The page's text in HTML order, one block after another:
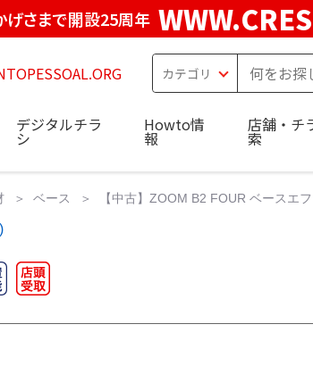
げさまで開設25周年
デジタルチラ
シ
Howto情
報
店舗・チ
索
ベース 【中古】ZOOM B2 FOUR ベースエ